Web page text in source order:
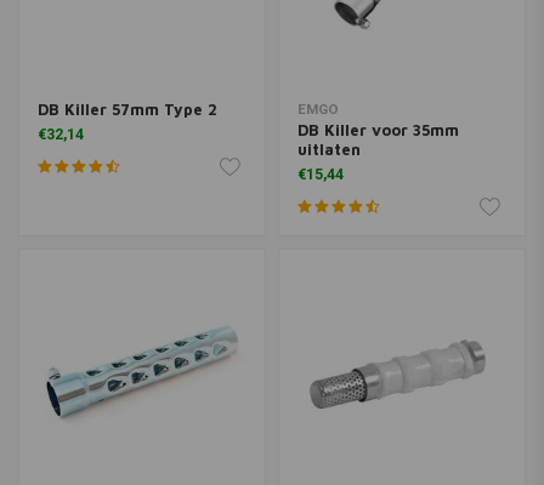
DB Killer 57mm Type 2
€32,14
EMGO
DB Killer voor 35mm
uitlaten
€15,44